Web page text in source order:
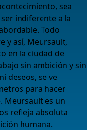
sea
indiferente a la
Todo
y así, Meursault,
en la ciudad de
sin ambición y sin
deseos, se ve
para hacer
Meursault es un
refleja absoluta
humana.